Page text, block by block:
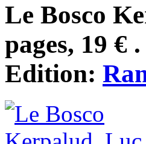
Le Bosco
pages, 19 €
Edition: